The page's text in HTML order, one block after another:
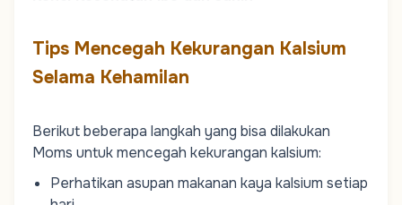
Tips Mencegah Kekurangan Kalsium
Selama Kehamilan
Berikut beberapa langkah yang bisa dilakukan
Moms untuk mencegah kekurangan kalsium:
Perhatikan asupan makanan kaya kalsium setiap